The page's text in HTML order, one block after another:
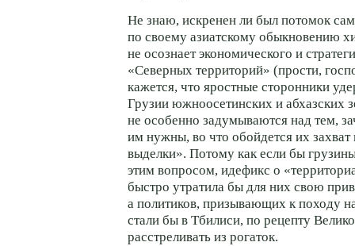
Не знаю, искренен ли был потомок
по своему азиатскому обыкновению
не осознает экономического и
«Северных территорий» (прости,
кажется, что яростные сторонники
Грузии южноосетинских и абхазских
не особенно задумываются над тем,
им нужны, во что обойдется их захват
выделки». Потому как если бы
этим вопросом, идефикс о
быстро утратила бы для них свою
а политиков, призывающих к походу
стали бы в Тбилиси, по рецепту
расстреливать из рогаток.